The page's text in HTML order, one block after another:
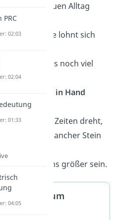
durch den grauen Alltag
euch: Liebe lohnt sich
euch wird’s noch viel
Hand in Hand
durch alle Zeiten dreht,
als so mancher Stein
Liebe lässt uns größer sein.
zum
PRC
02:03
02:04
01:33
04:05